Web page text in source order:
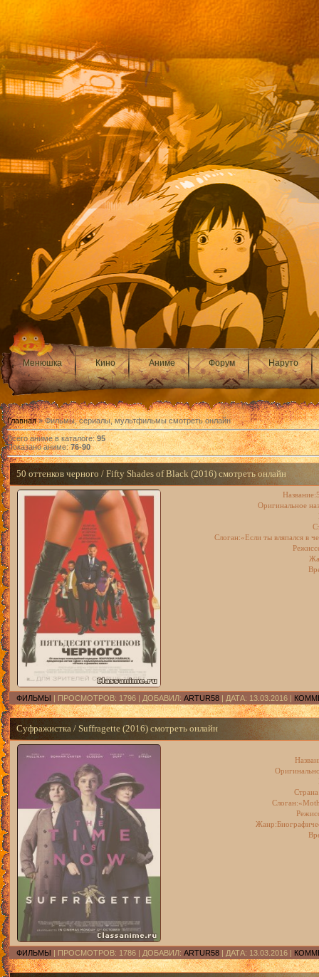
Менюшка Кино Аниме Форум Наруто
Главная» Фильмы, сериалы, мультфильмы смотреть онлайн
Всего аниме в каталоге:95
Показано аниме:76-90
50 оттенков черного / Fifty Shades of Black (2016) смотреть онлайн
Оригинальное
Слоган:«Если ты вляпался в
ФИЛЬМЫ | ПРОСМОТРОВ: 1796 | ДОБАВИЛ: ARTUR58 | ДАТА: 13.03.2016 |
Суфражистка / Suffragette (2016) смотреть онлайн
ФИЛЬМЫ | ПРОСМОТРОВ: 1786 | ДОБАВИЛ: ARTUR58 | ДАТА: 13.03.2016 |